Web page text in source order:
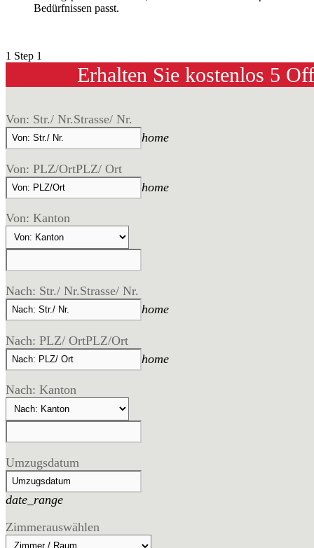
Bedürfnissen passt.
1 Step 1
Erhalten Sie kostenlos 5
Von: Str./ Nr.Strasse/ Nr.
home
Von: PLZ/OrtPLZ/ Ort
home
Von: Kanton
Nach: Str./ Nr.Strasse/ Nr.
home
Nach: PLZ/ OrtPLZ/Ort
home
Nach: Kanton
Umzugsdatum
date_range
Zimmerauswählen